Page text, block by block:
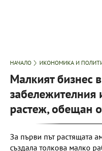
НАЧАЛО ИКОНОМИКА И
Малкият бизнес
забележителния
растеж, обещан
За първи път растящата
създала толкова малко